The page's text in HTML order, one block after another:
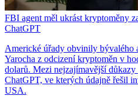
FBI agent měl ukrást kryptoměny
ChatGPT
Americké úřady obvinily bývalého
Yarocha z odcizení kryptoměn v
dolarů. Mezi nejzajímavější důkazy
ChatGPT, ve kterých údajně řešil
USA.